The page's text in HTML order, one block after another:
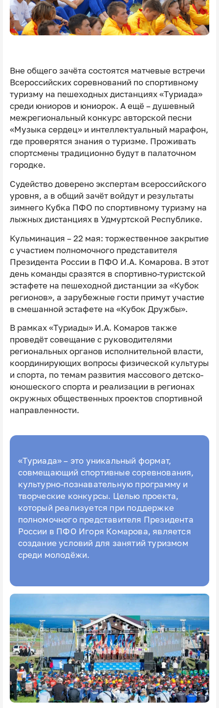
Вне общего зачёта состоятся матчевые встречи
Всероссийских соревнований по спортивному
туризму на пешеходных дистанциях «Туриада»
среди юниоров и юниорок. А ещё – душевный
межрегиональный конкурс авторской песни
«Музыка сердец» и интеллектуальный марафон,
где проверятся знания о туризме. Проживать
спортсмены традиционно будут в палаточном
городке.
Судейство доверено экспертам всероссийского
уровня, а в общий зачёт войдут и результаты
зимнего Кубка ПФО по спортивному туризму на
лыжных дистанциях в Удмуртской Республике.
Кульминация – 22 мая: торжественное закрытие
с участием полномочного представителя
Президента России в ПФО И.А. Комарова. В этот
день команды сразятся в спортивно-туристской
эстафете на пешеходной дистанции за «Кубок
регионов», а зарубежные гости примут участие
в смешанной эстафете на «Кубок Дружбы».
В рамках «Туриады» И.А. Комаров также
проведёт совещание с руководителями
региональных органов исполнительной власти,
координирующих вопросы физической культуры
и спорта, по темам развития массового детско-
юношеского спорта и реализации в регионах
окружных общественных проектов спортивной
направленности.
«Туриада» – это уникальный формат,
совмещающий спортивные соревнования,
культурно-познавательную программу и
творческие конкурсы. Целью проекта,
который реализуется при поддержке
полномочного представителя Президента
России в ПФО Игоря Комарова, является
создание условий для занятий туризмом
среди молодёжи.